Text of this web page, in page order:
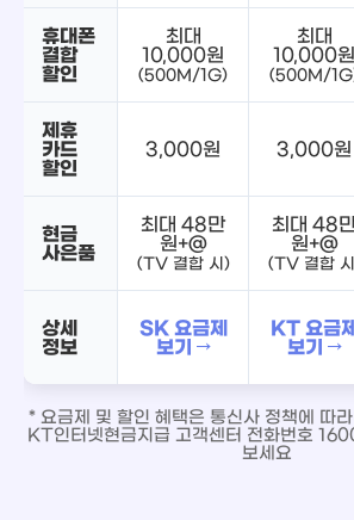
휴대폰
결합
할인
최대
10,000원
(500M/1G)
최대
10,000원
(500M/
제휴
카드
할인
3,000원 3,000원
현금
사은품
최대 48만
원+@
(TV 결합 시)
최대 48
원+@
(TV 결합
상세
정보
SK 요금제
보기 →
KT 요금제
보기 →
* 요금제 및 할인 혜택은 통신사 정책에 따
KT인터넷현금지급 고객센터 전화번호
보세요